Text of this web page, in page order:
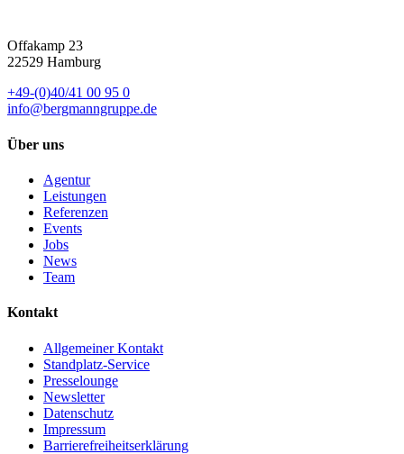
Offakamp 23
22529 Hamburg
+49-(0)40/41 00 95 0
info@bergmanngruppe.de
Über uns
Agentur
Leistungen
Referenzen
Events
Jobs
News
Team
Kontakt
Allgemeiner Kontakt
Standplatz-Service
Presselounge
Newsletter
Datenschutz
Impressum
Barrierefreiheitserklärung